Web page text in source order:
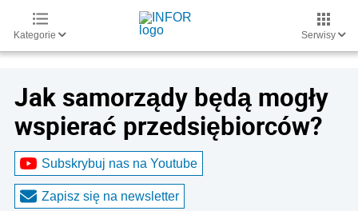
Kategorie Serwisy
Jak samorządy będą mogły
wspierać przedsiębiorców?
Subskrybuj nas na Youtube
Zapisz się na newsletter